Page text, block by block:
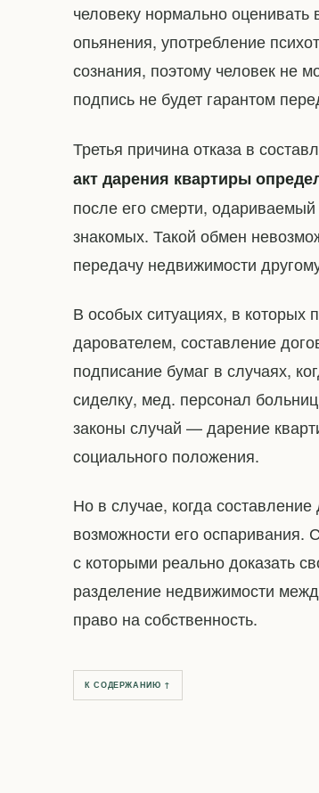
человеку нормально
опьянения, употребление
сознания, поэтому человек не
подпись не будет гарантом
Третья причина отказа в
акт дарения квартиры
после его смерти,
знакомых. Такой обмен
передачу недвижимости
В особых ситуациях, в которых
дарователем, составление
подписание бумаг в случаях,
сиделку, мед. персонал
законы случай — дарение
социального положения.
Но в случае, когда
возможности его оспаривания.
с которыми реально доказать
разделение недвижимости
право на собственность.
К СОДЕРЖАНИЮ ↑